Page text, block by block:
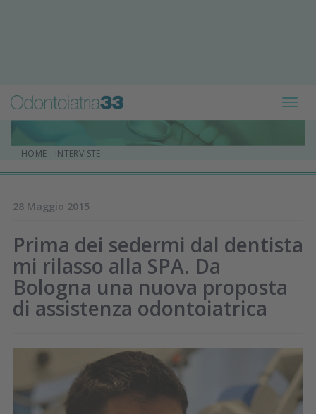
HOME - INTERVISTE
28 Maggio 2015
Prima dei sedermi dal dentista
mi rilasso alla SPA. Da
Bologna una nuova proposta
di assistenza odontoiatrica